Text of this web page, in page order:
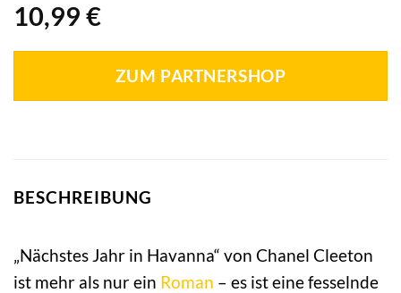
10,99 €
ZUM PARTNERSHOP
BESCHREIBUNG
„Nächstes Jahr in Havanna“ von Chanel Cleeton
ist mehr als nur ein Roman – es ist eine fesselnde